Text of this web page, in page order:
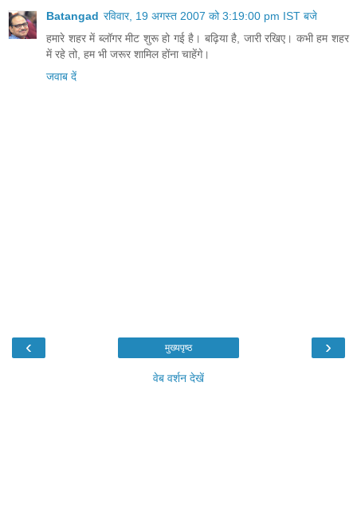
Batangad रविवार, 19 अगस्त 2007 को 3:19:00 pm IST बजे
हमारे शहर में ब्लॉगर मीट शुरू हो गई है। बढ़िया है, जारी रखिए। कभी हम शहर
में रहे तो, हम भी जरूर शामिल होंना चाहेंगे।
जवाब दें
‹ ›
मुख्यपृष्ठ
वेब वर्शन देखें